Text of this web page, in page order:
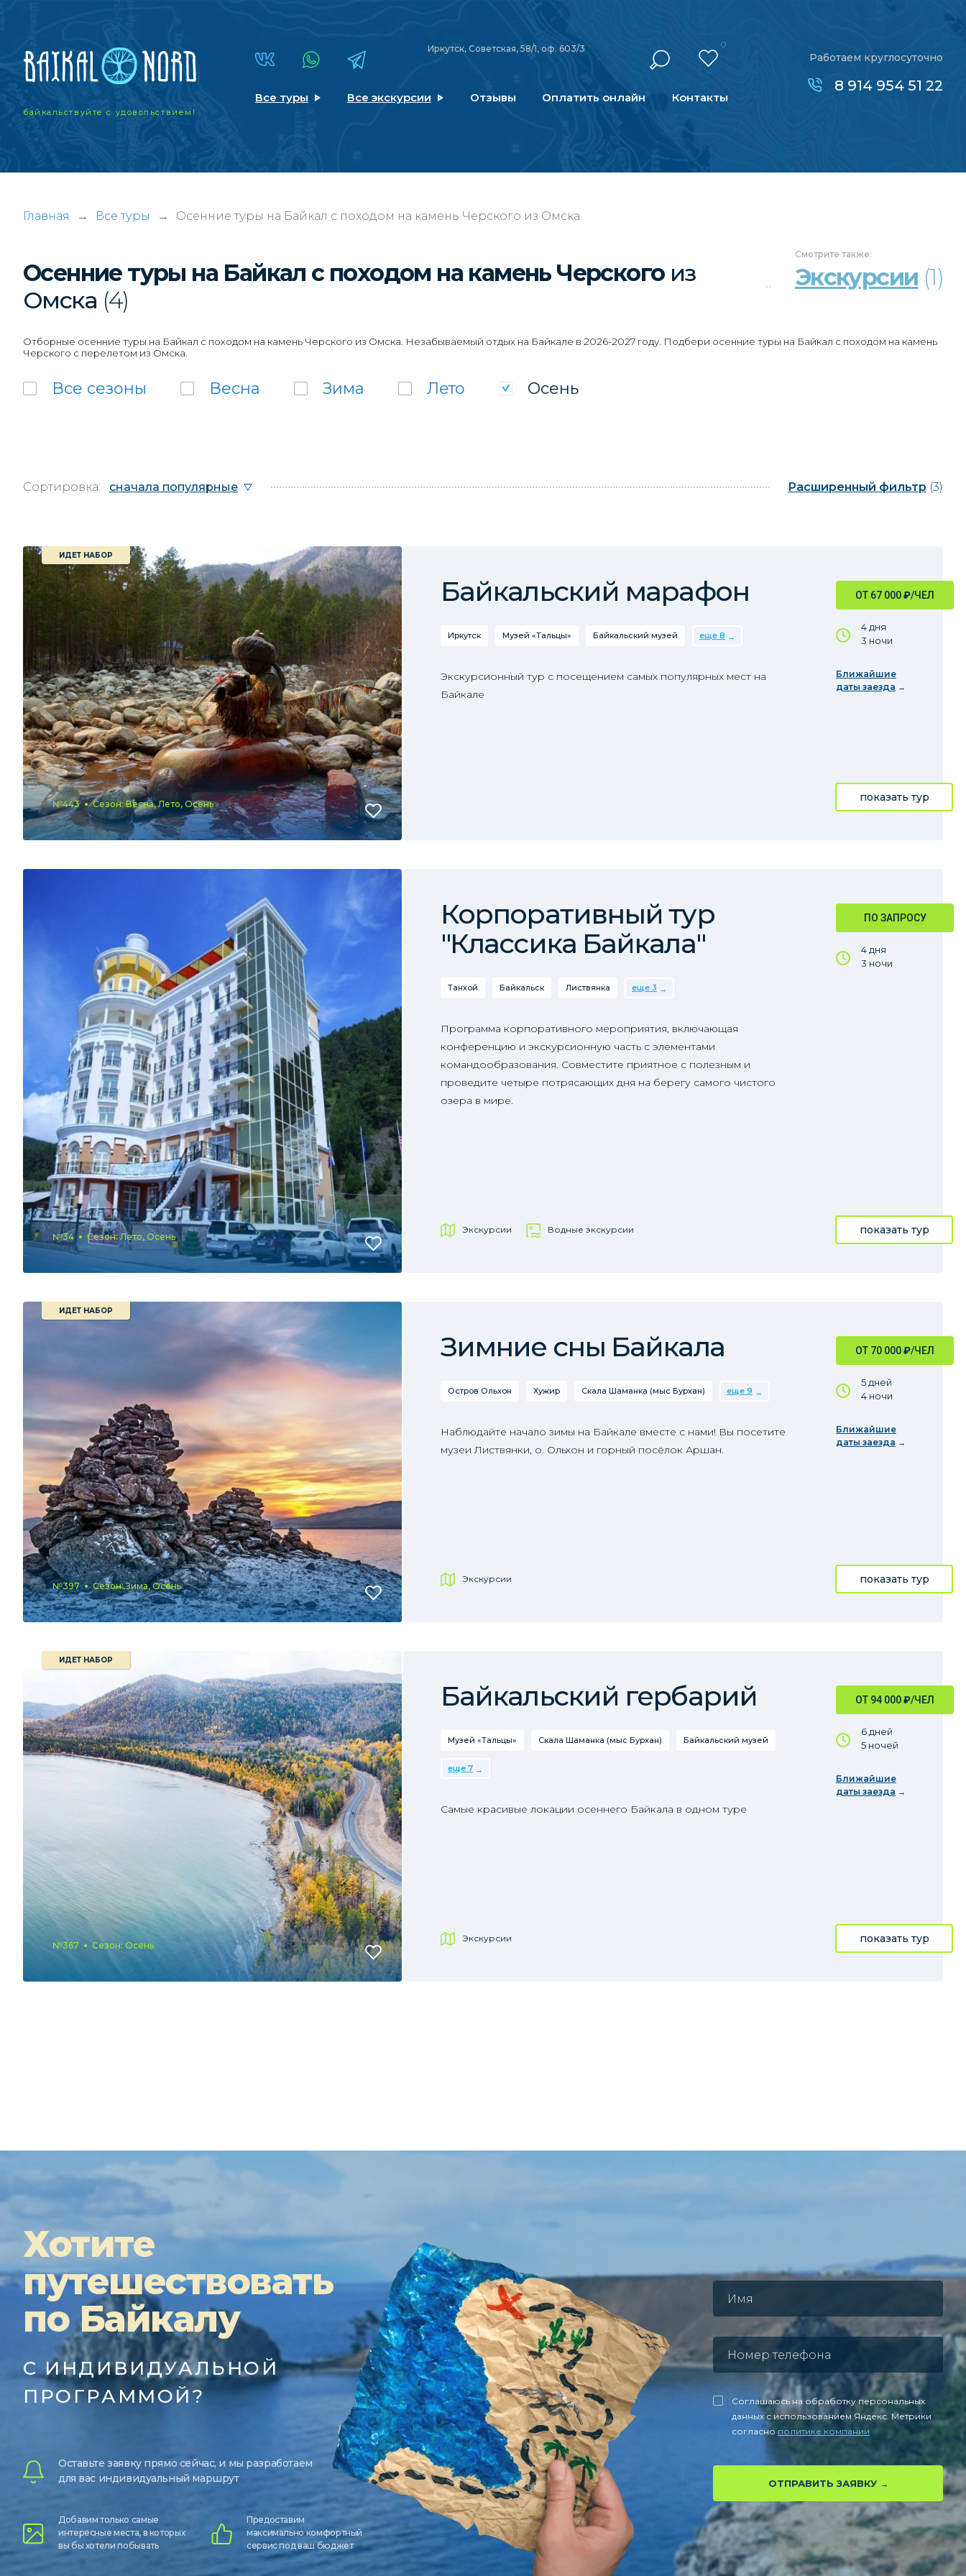
байкальствуйтес удовольствием!
Иркутск, Советская, 58/1, оф. 603/3 0
Все туры Все экскурсии Отзывы Оплатить онлайн Контакты
Работаем круглосуточно
8 914 954 51 22
Главная → Все туры → Осенние туры на Байкал с походом на камень Черского из Омска
Осенние туры на Байкал с походом на камень Черского из
Омска (4)
Смотрите также:
Экскурсии (1)
Отборные осенние туры на Байкал с походом на камень Черского из Омска. Незабываемый отдых на Байкале в 2026-2027 году. Подбери осенние туры на Байкал с походом на камень
Черского с перелетом из Омска.
Все сезоны Весна Зима Лето Осень
Сортировка: сначала популярные Расширенный фильтр (3)
ИДЕТ НАБОР
№443 Сезон: Весна, Лето, Осень
ОТ 67 000₽/ЧЕЛ
4 дня
3 ночи
Ближайшие
даты заезда
Байкальский марафон
Иркутск Музей «Тальцы» Байкальский музей еще 8
Экскурсионный тур с посещением самых популярных мест на
Байкале
показать тур
№34 Сезон: Лето, Осень
ПО ЗАПРОСУ
4 дня
3 ночи
Корпоративный тур
"Классика Байкала"
Танхой Байкальск Листвянка еще 3
Программа корпоративного мероприятия, включающая
конференцию и экскурсионную часть с элементами
командообразования. Совместите приятное с полезным и
проведите четыре потрясающих дня на берегу самого чистого
озера в мире.
Экскурсии Водные экскурсии показать тур
ИДЕТ НАБОР
№397 Сезон: Зима, Осень
ОТ 70 000₽/ЧЕЛ
5 дней
4 ночи
Ближайшие
даты заезда
Зимние сны Байкала
Остров Ольхон Хужир Скала Шаманка (мыс Бурхан) еще 9
Наблюдайте начало зимы на Байкале вместе с нами! Вы посетите
музеи Листвянки, о. Ольхон и горный посёлок Аршан.
Экскурсии показать тур
ИДЕТ НАБОР
№367 Сезон: Осень
ОТ 94 000₽/ЧЕЛ
6 дней
5 ночей
Ближайшие
даты заезда
Байкальский гербарий
Музей «Тальцы» Скала Шаманка (мыс Бурхан) Байкальский музей
еще 7
Самые красивые локации осеннего Байкала в одном туре
Экскурсии показать тур
Хотите
путешествовать
по Байкалу
С ИНДИВИДУАЛЬНОЙ
ПРОГРАММОЙ?
Оставьте заявку прямо сейчас, и мы разработаем
для вас индивидуальный маршрут
Добавим только самые
интересные места, в которых
вы бы хотели побывать
Предоставим
максимально комфортный
сервис под ваш бюджет
Соглашаюсь на обработку персональных
данных с использованием Яндекс. Метрики
согласно политике компании
ОТПРАВИТЬ ЗАЯВКУ